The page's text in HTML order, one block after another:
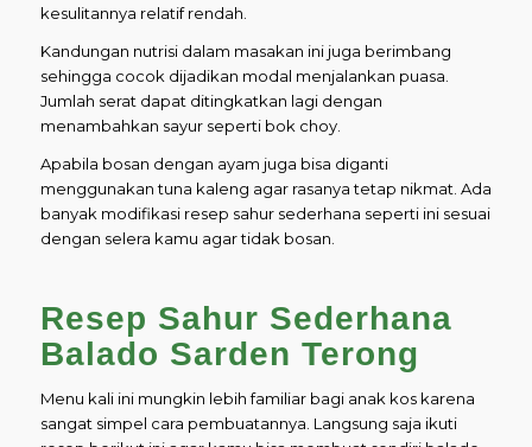
kesulitannya relatif rendah.
Kandungan nutrisi dalam masakan ini juga berimbang
sehingga cocok dijadikan modal menjalankan puasa.
Jumlah serat dapat ditingkatkan lagi dengan
menambahkan sayur seperti bok choy.
Apabila bosan dengan ayam juga bisa diganti
menggunakan tuna kaleng agar rasanya tetap nikmat. Ada
banyak modifikasi resep sahur sederhana seperti ini sesuai
dengan selera kamu agar tidak bosan.
Resep Sahur Sederhana
Balado Sarden Terong
Menu kali ini mungkin lebih familiar bagi anak kos karena
sangat simpel cara pembuatannya. Langsung saja ikuti